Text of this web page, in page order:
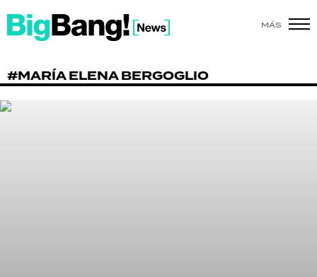
MÁS
#MARÍA ELENA BERGOGLIO
SHOW
POLÍTICA